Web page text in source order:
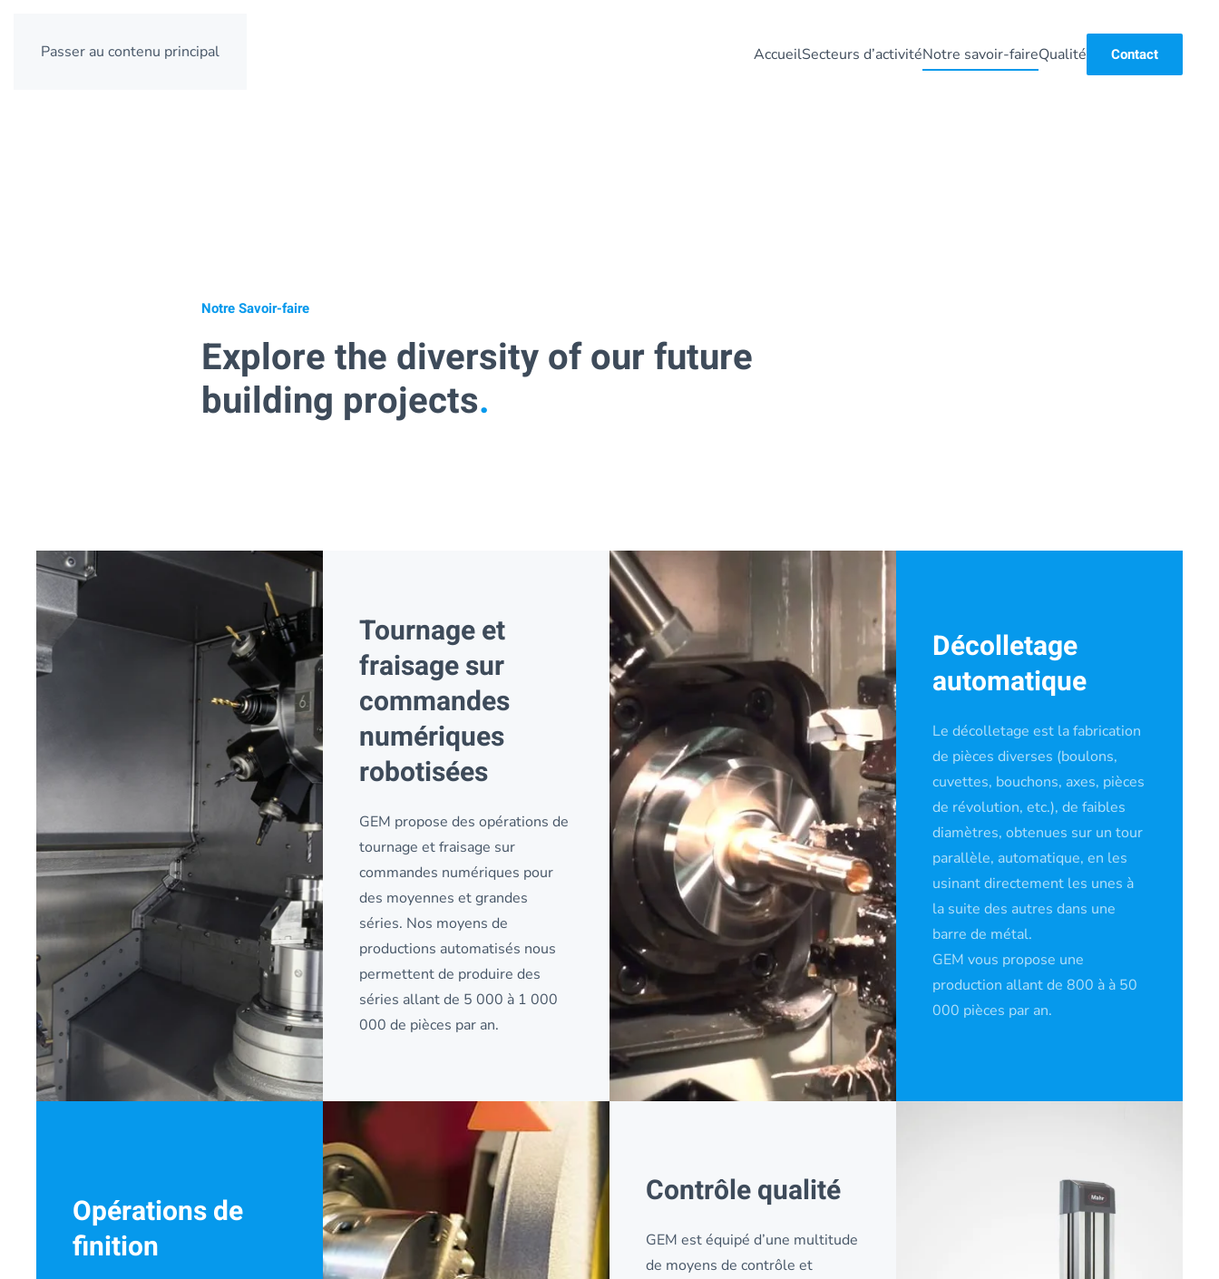
Passer au contenu principal AccueilSecteurs d’activitéNotre savoir-faireQualité Contact
Notre Savoir-faire
Explore the diversity of our future
building projects.
Tournage et
fraisage sur
commandes
numériques
robotisées
GEM propose des opérations de
tournage et fraisage sur
commandes numériques pour
des moyennes et grandes
séries. Nos moyens de
productions automatisés nous
permettent de produire des
séries allant de 5 000 à 1 000
000 de pièces par an.
Décolletage
automatique
Le décolletage est la fabrication
de pièces diverses (boulons,
cuvettes, bouchons, axes, pièces
de révolution, etc.), de faibles
diamètres, obtenues sur un tour
parallèle, automatique, en les
usinant directement les unes à
la suite des autres dans une
barre de métal.
GEM vous propose une
production allant de 800 à à 50
000 pièces par an.
Contrôle qualité
GEM est équipé d’une multitude
de moyens de contrôle et
Opérations de
finition